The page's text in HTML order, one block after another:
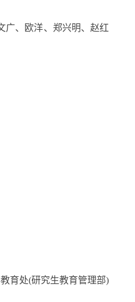
、欧洋、郑兴明、赵红
育处(研究生教育管理部)